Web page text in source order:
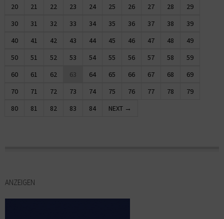
20
21 22 23 24 25 26 27 28
29
30
31 32 33 34 35 36 37 38
39
40
41 42 43 44 45 46 47 48
49
50
51 52 53 54 55 56 57 58
59
60
61 62 63 64 65 66 67 68
69
70
71 72 73 74 75 76 77 78
79
80
81 82 83 84 NEXT →
ANZEIGEN